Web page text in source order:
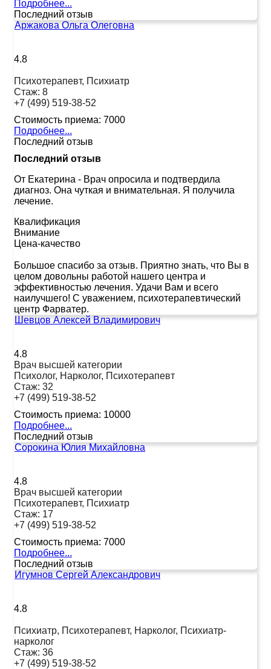
Подробнее...
Последний отзыв
Аржакова Ольга Олеговна
4.8
Психотерапевт, Психиатр
Стаж: 8
+7 (499) 519-38-52
Стоимость приема: 7000
Подробнее...
Последний отзыв
Последний отзыв
От Екатерина - Врач опросила и подтвердила
диагноз. Она чуткая и внимательная. Я получила
лечение.
Квалификация
Внимание
Цена-качество
Большое спасибо за отзыв. Приятно знать, что Вы в
целом довольны работой нашего центра и
эффективностью лечения. Удачи Вам и всего
наилучшего! С уважением, психотерапевтический
центр Фарватер.
Шевцов Алексей Владимирович
4.8
Врач высшей категории
Психолог, Нарколог, Психотерапевт
Стаж: 32
+7 (499) 519-38-52
Стоимость приема: 10000
Подробнее...
Последний отзыв
Сорокина Юлия Михайловна
4.8
Врач высшей категории
Психотерапевт, Психиатр
Стаж: 17
+7 (499) 519-38-52
Стоимость приема: 7000
Подробнее...
Последний отзыв
Игумнов Сергей Александрович
4.8
Психиатр, Психотерапевт, Нарколог, Психиатр-
нарколог
Стаж: 36
+7 (499) 519-38-52